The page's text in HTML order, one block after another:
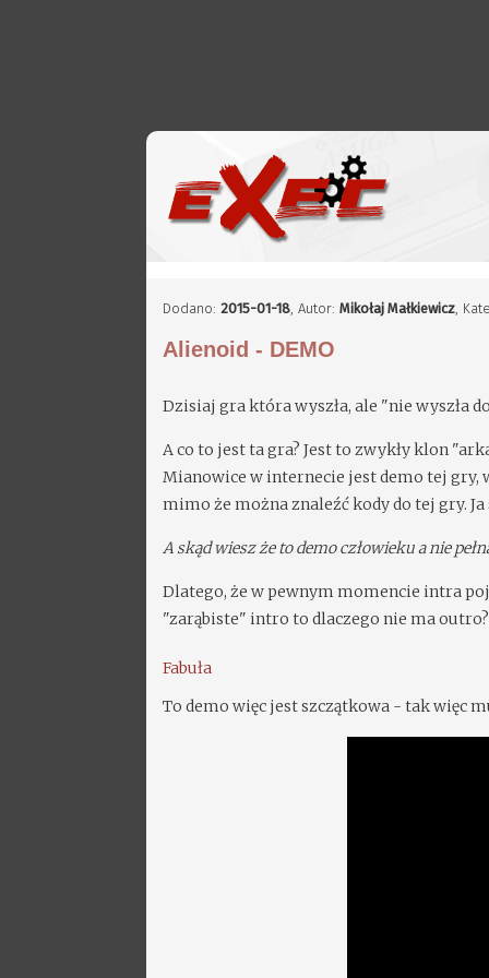
Dodano:2015-01-18,Autor:Mikołaj Małkiewicz,
Alienoid - DEMO
Dzisiaj gra która wyszła, ale "nie wyszła
A co to jest ta gra? Jest to zwykły klon
Mianowice w internecie jest demo tej gry,
mimo że można znaleźć kody do tej gry.
A skąd wiesz że to demo człowieku a nie
Dlatego, że w pewnym momencie intra
"zarąbiste" intro to dlaczego nie ma outro?
Fabuła
To demo więc jest szczątkowa - tak więc